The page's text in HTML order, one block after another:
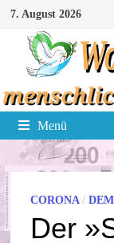
Zum
Inhalt
springen
7. August 2026
Menü
CORONA/
Der